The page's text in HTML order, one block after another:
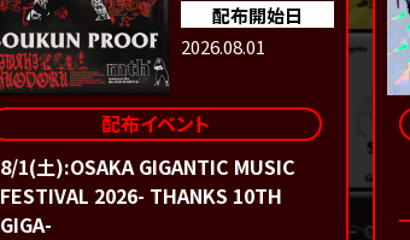
配布開始日
2026.08.01
配布イベント
8/1(土):OSAKA GIGANTIC MUSIC
FESTIVAL 2026- THANKS 10TH
GIGA-